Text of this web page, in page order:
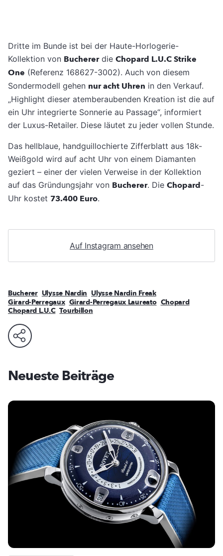
Dritte im Bunde ist bei der Haute-Horlogerie-
Kollektion von Buchererdie Chopard L.U.C Strike
One (Referenz 168627-3002). Auch von diesem
Sondermodell gehen nur acht Uhren in den Verkauf.
„Highlight dieser atemberaubenden Kreation ist die auf
ein Uhr integrierte Sonnerie au Passage“, informiert
der Luxus-Retailer. Diese läutet zu jeder vollen Stunde.
Das hellblaue, handguillochierte Zifferblatt aus 18k-
Weißgold wird auf acht Uhr von einem Diamanten
geziert – einer der vielen Verweise in der Kollektion
auf das Gründungsjahr von Bucherer. Die Chopard-
Uhr kostet 73.400 Euro.
Auf Instagram ansehen
Bucherer Ulysse Nardin Ulysse Nardin Freak
Girard-Perregaux Girard-Perregaux Laureato Chopard
Chopard L.U.C Tourbillon
Neueste Beiträge